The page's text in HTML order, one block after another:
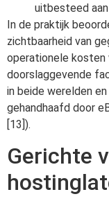
uitbesteed
In de praktijk
zichtbaarheid van
operationele kosten
doorslaggevende
in beide werelden
gehandhaafd door
[13]).
Gerichte